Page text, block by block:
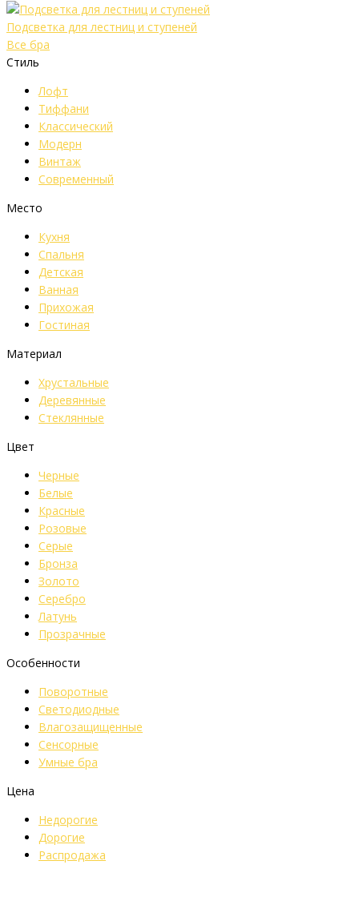
Подсветка для лестниц и ступеней
Все бра
Стиль
Лофт
Тиффани
Классический
Модерн
Винтаж
Современный
Место
Кухня
Спальня
Детская
Ванная
Прихожая
Гостиная
Материал
Хрустальные
Деревянные
Стеклянные
Цвет
Черные
Белые
Красные
Розовые
Серые
Бронза
Золото
Серебро
Латунь
Прозрачные
Особенности
Поворотные
Светодиодные
Влагозащищенные
Сенсорные
Умные бра
Цена
Недорогие
Дорогие
Распродажа